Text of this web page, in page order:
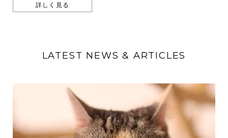
詳しく見る
LATEST NEWS & ARTICLES